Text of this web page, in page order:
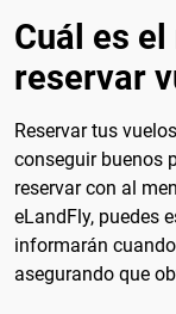
Cuál es
reservar
Reservar tus
conseguir buenos
reservar con al
eLandFly, puedes
informarán
asegurando que